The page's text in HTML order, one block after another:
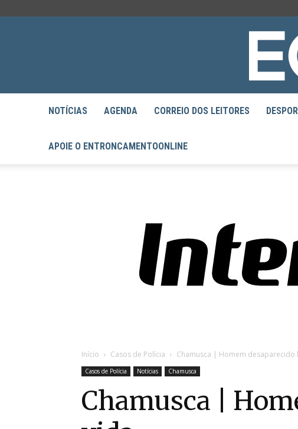
NOTÍCIAS AGENDA CORREIO DOS LEITORES
APOIE O ENTRONCAMENTOONLINE
Início Casos de Polícia Chamusca | Homem desaparecido
Casos de Polícia Notícias Chamusca
Chamusca |